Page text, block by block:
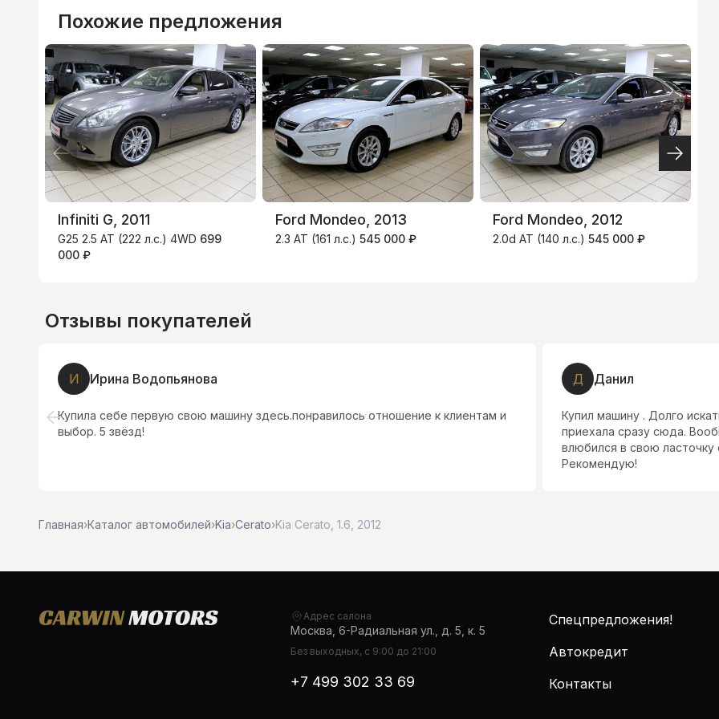
Похожие предложения
Infiniti G, 2011
G25 2.5 AT (222 л.с.) 4WD 699
000 ₽
Ford Mondeo, 2013
2.3 AT (161 л.с.) 545 000 ₽
Ford Mondeo, 2012
2.0d AT (140 л.с.) 545 000 ₽
ТИНЬКОФФ
4.9%
АЛЬФА-БАНК
10.9%
Отзывы покупателей
И Ирина Водопьянова
Купила себе первую свою машину здесь.понравилось отношение к клиентам и
выбор. 5 звёзд!
Д Данил
Купил машину . Долго
приехала сразу сюда.
влюбился в свою ласточку
Рекомендую!
Главная›Каталог автомобилей›Kia›Cerato›Kia Cerato, 1.6, 2012
Адрес салона
Москва, 6-Радиальная ул., д. 5, к. 5
Без выходных, с 9:00 до 21:00
+7 499 302 33 69
Спецпредложения!
Автокредит
Контакты